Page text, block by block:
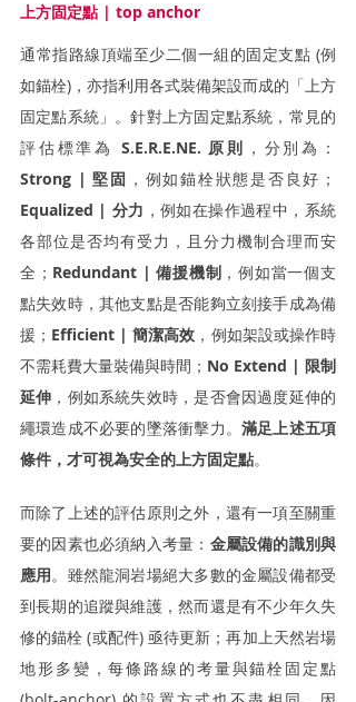
上方固定點 | top anchor
通常指路線頂端至少二個一組的固定支點 (例
如錨栓)，亦指利用各式裝備架設而成的「上方
固定點系統」。針對上方固定點系統，常見的
評估標準為 S.E.R.E.NE. 原則 ，分別為：
Strong | 堅固 ，例如錨栓狀態是否良好；
Equalized | 分力 ，例如在操作過程中，系統
各部位是否均有受力，且分力機制合理而安
全； Redundant | 備援機制 ，例如當一個支
點失效時，其他支點是否能夠立刻接手成為備
援； Efficient | 簡潔高效 ，例如架設或操作時
不需耗費大量裝備與時間； No Extend | 限制
延伸 ，例如系統失效時，是否會因過度延伸的
繩環造成不必要的墜落衝擊力。 滿足上述五項
條件，才可視為安全的上方固定點。
而除了上述的評估原則之外，還有一項至關重
要的因素也必須納入考量： 金屬設備的識別與
應用。雖然龍洞岩場絕大多數的金屬設備都受
到長期的追蹤與維護，然而還是有不少年久失
修的錨栓 (或配件) 亟待更新；再加上天然岩場
地形多變，每條路線的考量與錨栓固定點